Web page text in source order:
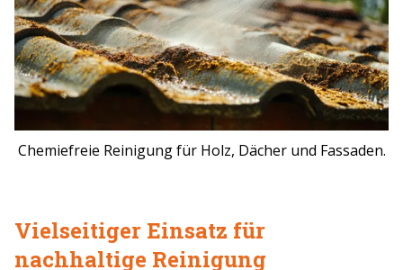
Chemiefreie Reinigung für Holz, Dächer und Fassaden.
Vielseitiger Einsatz für
nachhaltige Reinigung